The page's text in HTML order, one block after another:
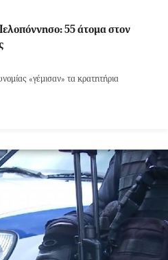
55 άτομα στον
«γέμισαν» τα κρατητήρια